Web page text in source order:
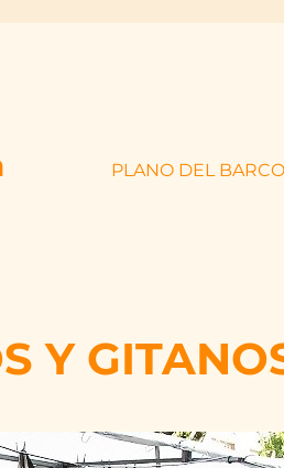
PLANO DEL BARCO
Y